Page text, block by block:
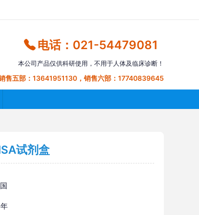
电话：021-54479081
本公司产品仅供科研使用，不用于人体及临床诊断！
五部：13641951130，销售六部：17740839645
试剂盒